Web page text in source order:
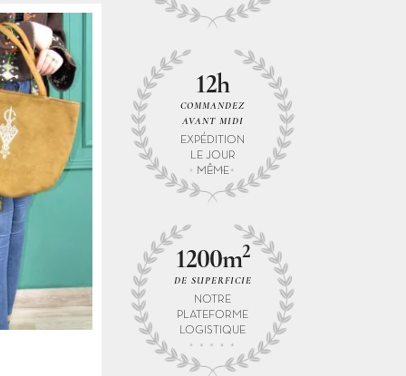
12h
COMMANDEZ
AVANT MIDI
EXPÉDITION
LE JOUR
MÊME
1200m2
DE SUPERFICIE
NOTRE
PLATEFORME
LOGISTIQUE